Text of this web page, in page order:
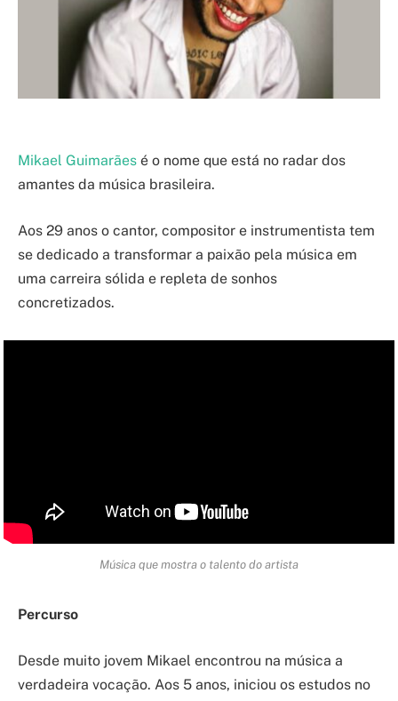
Mikael Guimarães é o nome que está no radar dos
amantes da música brasileira.
Aos 29 anos o cantor, compositor e instrumentista tem
se dedicado a transformar a paixão pela música em
uma carreira sólida e repleta de sonhos
concretizados.
Música que mostra o talento do artista
Percurso
Desde muito jovem Mikael encontrou na música a
verdadeira vocação. Aos 5 anos, iniciou os estudos no